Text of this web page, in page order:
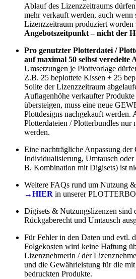
Ablauf des Lizenzzeitraums
mehr verkauft werden, auch wenn
Lizenzzeitraum produziert
Angebotszeitpunkt – nicht der
Pro genutzter Plotterdatei /
auf maximal 50 selbst
Umsetzungen je Plottvorlage
Z.B. 25 beplottete Kissen + 25
Sollte der Lizenzzeitraum
Auflagenhöhe verkaufter
übersteigen, muss eine neue
Plottdesigns nachgekauft werden.
Plotterdateien / Plotterbundles nur
werden.
Eine nachträgliche Anpassung
Individualisierung, Umtausch
B. Kombination mit Digisets) ist
Weitere FAQs rund um Nutzung
→HIER in unserer
Digisets & Nutzungslizenzen sind
Rückgaberecht und Umtausch
Für Fehler in den Daten und evtl.
Folgekosten wird keine Haftung
Lizenznehmerin / der
und die Gewährleistung für die
bedruckten Produkte.